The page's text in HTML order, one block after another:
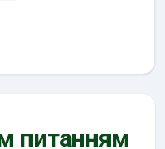
питанням